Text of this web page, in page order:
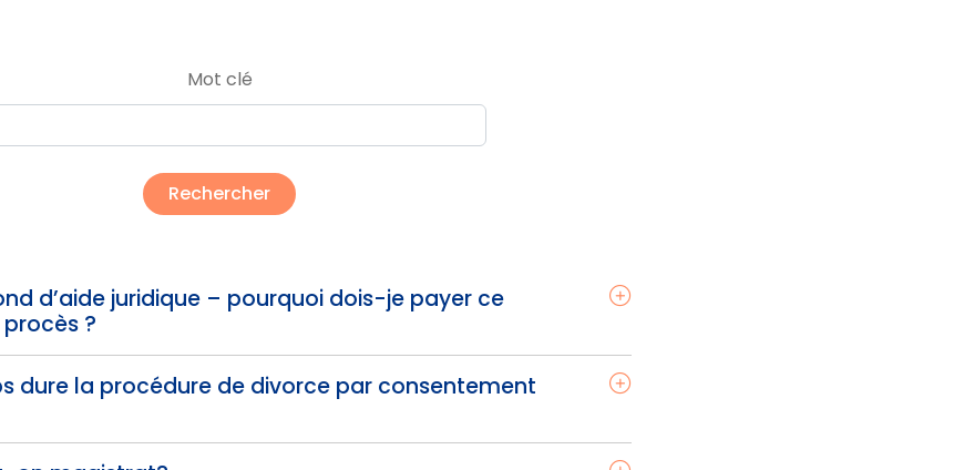
Mot clé
d’aide juridique – pourquoi dois-je payer ce
?
dure la procédure de divorce par consentement